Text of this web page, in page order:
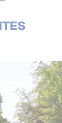
Grande
vidéos :